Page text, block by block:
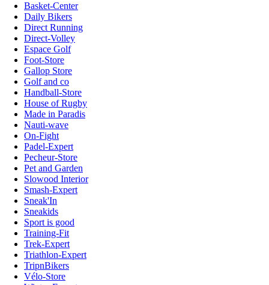
Basket-Center
Daily Bikers
Direct Running
Direct-Volley
Espace Golf
Foot-Store
Gallop Store
Golf and co
Handball-Store
House of Rugby
Made in Paradis
Nauti-wave
On-Fight
Padel-Expert
Pecheur-Store
Pet and Garden
Slowood Interior
Smash-Expert
Sneak'In
Sneakids
Sport is good
Training-Fit
Trek-Expert
Triathlon-Expert
TripnBikers
Vélo-Store